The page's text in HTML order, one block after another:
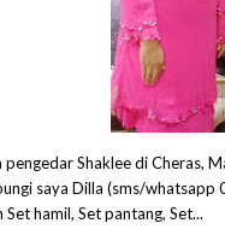
pengedar Shaklee di Cheras,
saya Dilla (sms/
hamil, Set pantang, Set...